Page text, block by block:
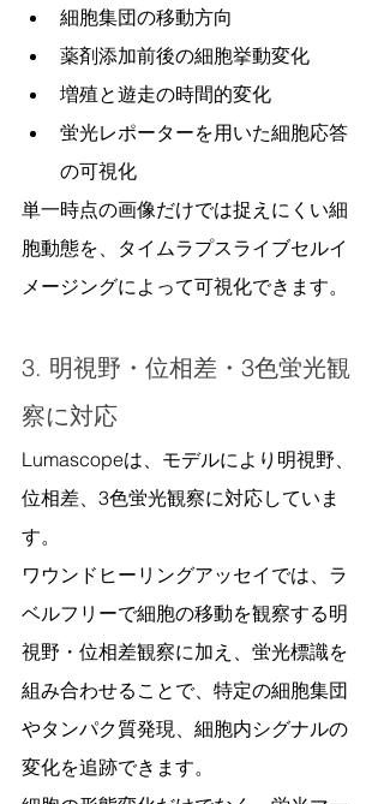
細胞集団の移動方向
薬剤添加前後の細胞挙動変化
増殖と遊走の時間的変化
蛍光レポーターを用いた細胞応答
の可視化
単一時点の画像だけでは捉えにくい細
胞動態を、タイムラプスライブセルイ
メージングによって可視化できます。
3. 明視野・位相差・3色蛍光観
察に対応
Lumascopeは、モデルにより明視野、
位相差、3色蛍光観察に対応していま
す。
ワウンドヒーリングアッセイでは、ラ
ベルフリーで細胞の移動を観察する明
視野・位相差観察に加え、蛍光標識を
組み合わせることで、特定の細胞集団
やタンパク質発現、細胞内シグナルの
変化を追跡できます。